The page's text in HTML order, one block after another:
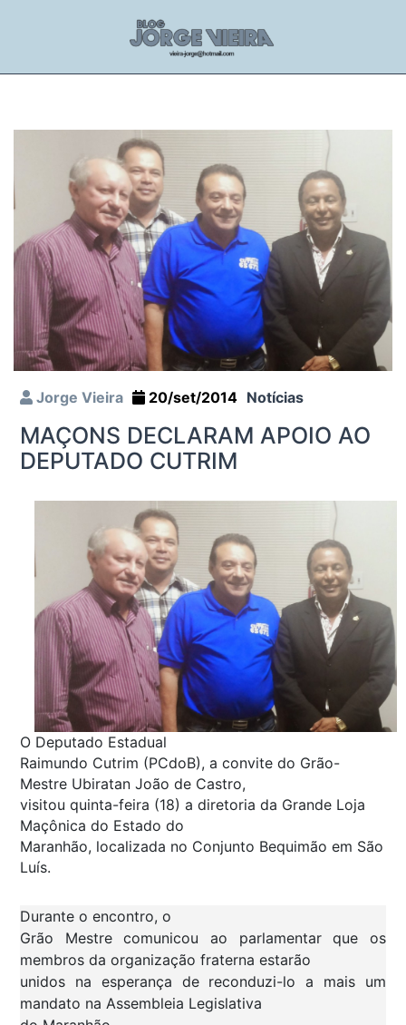
Jorge Vieira 20/set/2014 Notícias
MAÇONS DECLARAM APOIO AO
DEPUTADO CUTRIM
O Deputado Estadual
Raimundo Cutrim (PCdoB), a convite do Grão-
Mestre Ubiratan João de Castro,
visitou quinta-feira (18) a diretoria da Grande Loja
Maçônica do Estado do
Maranhão, localizada no Conjunto Bequimão em São
Luís.
Durante o encontro, o
Grão Mestre comunicou ao parlamentar que os
membros da organização fraterna estarão
unidos na esperança de reconduzi-lo a mais um
mandato na Assembleia Legislativa